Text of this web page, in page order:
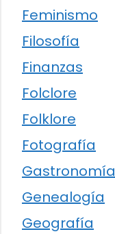
Feminismo
Filosofía
Finanzas
Folclore
Folklore
Fotografía
Gastronomía
Genealogía
Geografía